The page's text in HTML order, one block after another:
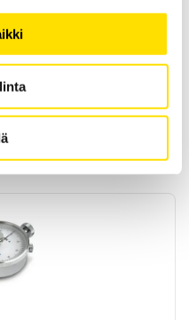
testijalusta